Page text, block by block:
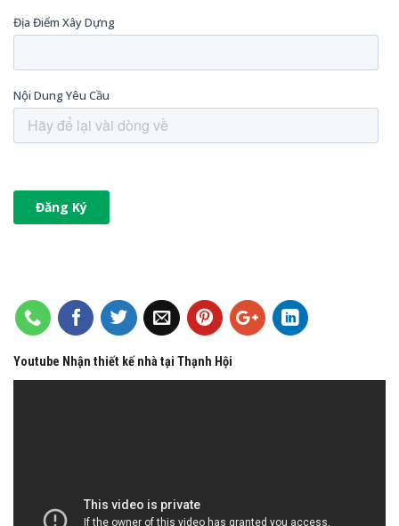
Youtube Nhận thiết kế nhà tại Thạnh Hội